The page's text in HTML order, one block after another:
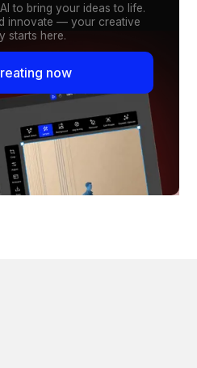
to bring your ideas to life.
innovate — your creative
starts here.
now